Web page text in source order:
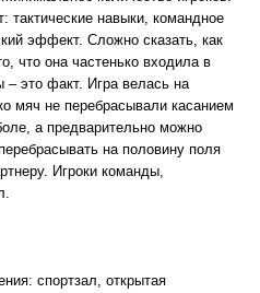
тактические навыки, командное
эффект. Сложно сказать, как
что она частенько входила в
– это факт. Игра велась на
мяч не перебрасывали касанием
а предварительно можно
на половину поля
Игроки команды,
спортзал, открытая